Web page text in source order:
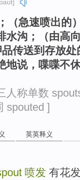
（急速喷出的
水沟；（由高
传送到存放处
地说，喋喋不
人称单数
spouted ]
英英释义
喷发 有花